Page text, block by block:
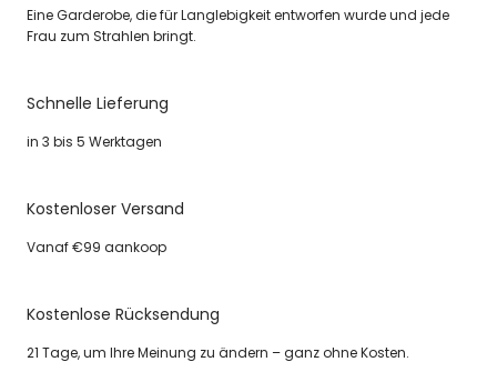
Eine Garderobe, die für Langlebigkeit entworfen wurde und jede
Frau zum Strahlen bringt.
Schnelle Lieferung
in 3 bis 5 Werktagen
Kostenloser Versand
Vanaf €99 aankoop
Kostenlose Rücksendung
21 Tage, um Ihre Meinung zu ändern – ganz ohne Kosten.